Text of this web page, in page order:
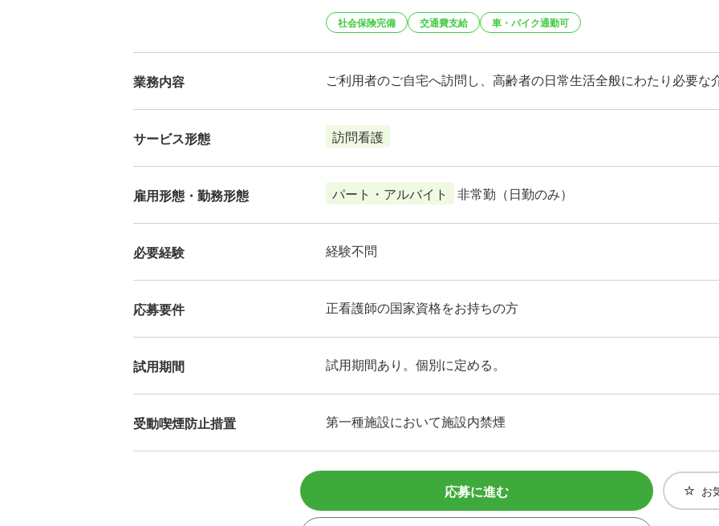
社会保険完備 交通費支給 車・バイク通勤可
業務内容 ご利用者のご自宅へ訪問し、高齢者の日常生活全般にわたり必要な
サービス形態 訪問看護
雇用形態・勤務形態 パート・アルバイト 非常勤（日勤のみ）
必要経験 経験不問
応募要件 正看護師の国家資格をお持ちの方
試用期間 試用期間あり。個別に定める。
受動喫煙防止措置 第一種施設において施設内禁煙
応募に進む お